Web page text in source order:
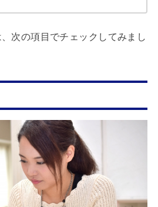
次の項目でチェックしてみまし